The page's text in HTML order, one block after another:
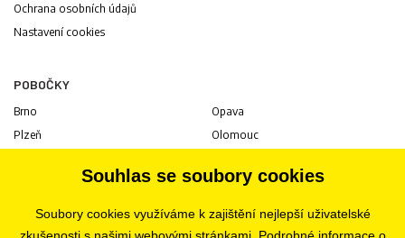
Ochrana osobních údajů
Nastavení cookies
POBOČKY
Brno
Plzeň
Ostrava
Opava
Olomouc
Pardubice
Liberec
Souhlas se soubory cookies
Soubory cookies využíváme k zajištění nejlepší uživatelské